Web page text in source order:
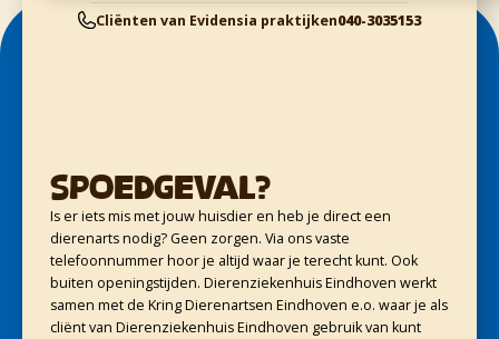
Cliënten van Evidensia praktijken040-3035153
Spoedgeval?
Is er iets mis met jouw huisdier en heb je direct een
dierenarts nodig? Geen zorgen. Via ons vaste
telefoonnummer hoor je altijd waar je terecht kunt. Ook
buiten openingstijden. Dierenziekenhuis Eindhoven werkt
samen met de Kring Dierenartsen Eindhoven e.o. waar je als
cliënt van Dierenziekenhuis Eindhoven gebruik van kunt